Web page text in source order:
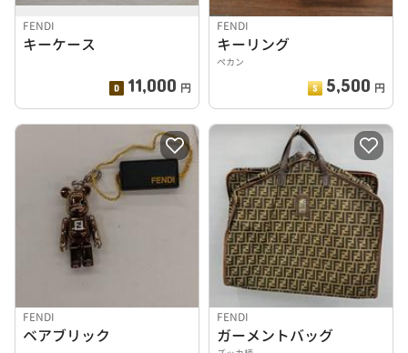
FENDI
キーケース
11,000 円
FENDI
キーリング
ペカン
5,500 円
FENDI
ベアブリック
FENDI
ガーメントバッグ